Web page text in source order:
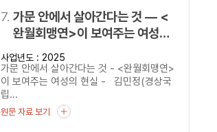
7. 가문 안에서 살아간다는 것 ― <
완월회맹연>이 보여주는 여성의
현실
사업년도 : 2025
가문 안에서 살아간다는 것 - <완월회맹연>
이 보여주는 여성의 현실 - 김민정(경상국
립...
원문 자료 보기